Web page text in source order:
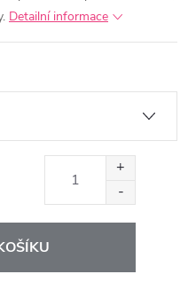
Detailní informace